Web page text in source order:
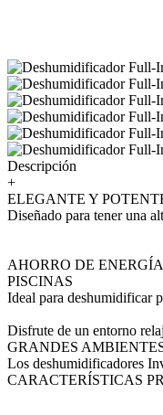
Descripción
+
ELEGANTE Y
Diseñado para tener una
AHORRO DE
PISCINAS
Ideal para deshumidificar
Disfrute de un entorno
GRANDES
Los deshumidificadores
CARACTERÍSTICAS